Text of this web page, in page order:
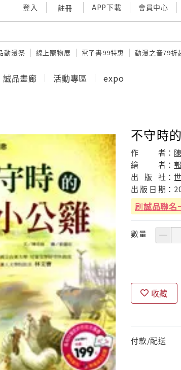
登入 註冊 APP下載 會員中心
動漫祭 線上寵物展 電子書99特惠 動漫之音79折
誠品畫廊 活動專區 expo
不守時
作 者：
繪
者：
出
版 社：
出 版 日 期：
刷誠品聯名
數量
收藏
付款/配送